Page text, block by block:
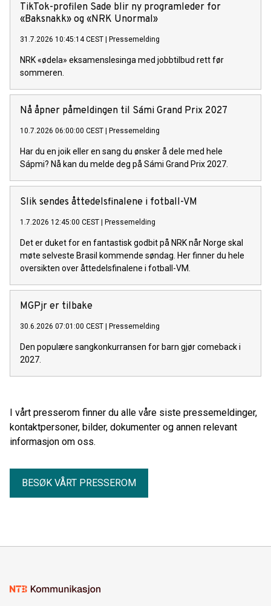
TikTok-profilen Sade blir ny programleder for
«Baksnakk» og «NRK Unormal»
31.7.2026 10:45:14 CEST Pressemelding
NRK «ødela» eksamenslesinga med jobbtilbud rett før
sommeren.
Nå åpner påmeldingen til Sámi Grand Prix 2027
10.7.2026 06:00:00 CEST Pressemelding
Har du en joik eller en sang du ønsker å dele med hele
Sápmi? Nå kan du melde deg på Sámi Grand Prix 2027.
Slik sendes åttedelsfinalene i fotball-VM
1.7.2026 12:45:00 CEST Pressemelding
Det er duket for en fantastisk godbit på NRK når Norge skal
møte selveste Brasil kommende søndag. Her finner du hele
oversikten over åttedelsfinalene i fotball-VM.
MGPjr er tilbake
30.6.2026 07:01:00 CEST Pressemelding
Den populære sangkonkurransen for barn gjør comeback i
2027.
I vårt presserom finner du alle våre siste pressemeldinger,
kontaktpersoner, bilder, dokumenter og annen relevant
informasjon om oss.
BESØK VÅRT PRESSEROM